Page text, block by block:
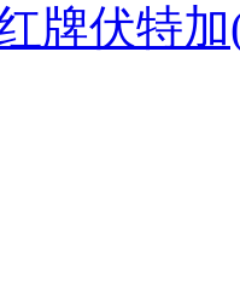
牌伏特